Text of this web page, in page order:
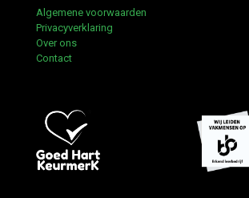
Algemene voorwaarden
Privacyverklaring
Over ons
Contact